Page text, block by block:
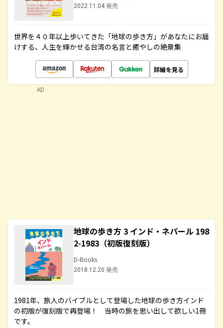
2022.11.04 発売
世界を４０年以上歩いてきた「地球の歩き方」があなたにお届
けする、人生を輝かせる台湾の名言と癒やしの絶景集
詳細を見る
地球の歩き方 3 インド・ネパール 198
2-1983（初版復刻版）
D-Books
2018.12.20 発売
1981年、旅人のバイブルとして登場した地球の歩き方インド
の初版が復刻版で再登場！ 当時の旅を思い出して欲しい1冊
です。
AD